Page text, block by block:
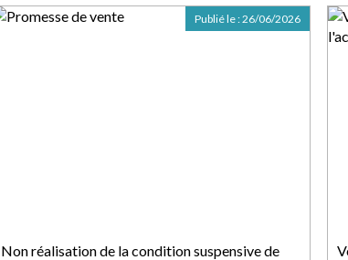
Non réalisation de la condition suspensive de
Publié le :26/06/2026